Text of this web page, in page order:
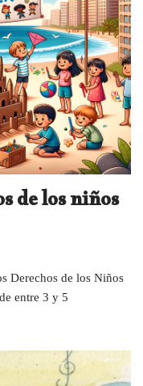
de los niños
Derechos de los Niños
entre 3 y 5